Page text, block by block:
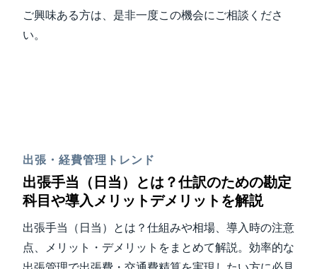
ご興味ある方は、是非一度この機会にご相談くださ
い。
出張・経費管理トレンド
出張手当（日当）とは？仕訳のための勘定
科目や導入メリットデメリットを解説
出張手当（日当）とは？仕組みや相場、導入時の注意
点、メリット・デメリットをまとめて解説。効率的な